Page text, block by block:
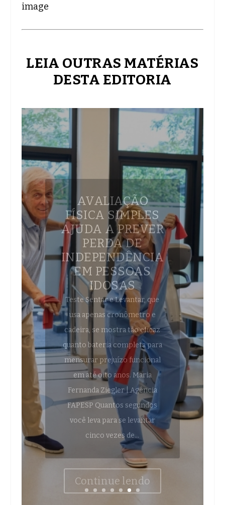
image
LEIA OUTRAS MATÉRIAS
DESTA EDITORIA
AVALIAÇÃO
FÍSICA SIMPLES
AJUDA A PREVER
PERDA DE
INDEPENDÊNCIA
EM PESSOAS
IDOSAS
Teste Sentar e Levantar, que
usa apenas cronômetro e
cadeira, se mostra tão eficaz
quanto bateria completa para
mensurar prejuízo funcional
em até oito anos. Maria
Fernanda Ziegler | Agência
FAPESP Quantos segundos
você leva para se levantar
cinco vezes de...
Continue lendo